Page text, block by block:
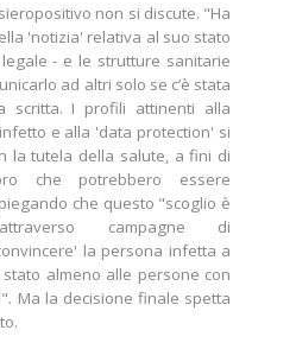
non si discute. "Ha
'notizia' relativa al suo stato
- e le strutture sanitarie
ad altri solo se c’è stata
scritta. I profili attinenti alla
e alla 'data protection' si
la tutela della salute, a fini di
che potrebbero essere
che questo "scoglio è
campagne di
la persona infetta a
almeno alle persone con
Ma la decisione finale spetta